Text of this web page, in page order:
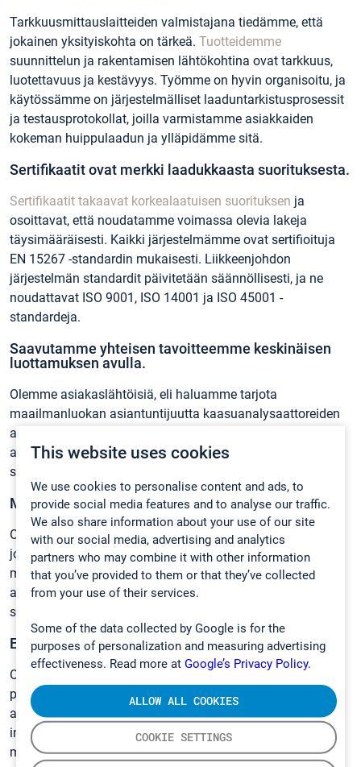
This website uses cookies
We use cookies to personalise content and ads, to
provide social media features and to analyse our traffic.
We also share information about your use of our site
with our social media, advertising and analytics
partners who may combine it with other information
that you’ve provided to them or that they’ve collected
from your use of their services.
Some of the data collected by Google is for the
purposes of personalization and measuring advertising
effectiveness. Read more at Google’s Privacy Policy.
COOKIE SETTINGS
ALLOW ALL COOKIES
Tarkkuusmittauslaitteiden valmistajana tiedämme, että
jokainen yksityiskohta on tärkeä. Tuotteidemme
suunnittelun ja rakentamisen lähtökohtina ovat tarkkuus,
luotettavuus ja kestävyys. Työmme on hyvin organisoitu, ja
käytössämme on järjestelmälliset laaduntarkistusprosessit
ja testausprotokollat, joilla varmistamme asiakkaiden
kokeman huippulaadun ja ylläpidämme sitä.
Sertifikaatit ovat merkki laadukkaasta suorituksesta.
Sertifikaatit takaavat korkealaatuisen suorituksen ja
osoittavat, että noudatamme voimassa olevia lakeja
täysimääräisesti. Kaikki järjestelmämme ovat sertifioituja
EN 15267 -standardin mukaisesti. Liikkeenjohdon
järjestelmän standardit päivitetään säännöllisesti, ja ne
noudattavat ISO 9001, ISO 14001 ja ISO 45001 -
standardeja.
Saavutamme yhteisen tavoitteemme keskinäisen
luottamuksen avulla.
Olemme asiakaslähtöisiä, eli haluamme tarjota
maailmanluokan asiantuntijuutta kaasuanalysaattoreiden
alalla läpinäkyvästi ja luotettavasti. Uskomme aidosti, että
asiantuntijuutemme ja tietotaitomme voivat auttaa muita
saavuttamaan tavoitteensa.
Maailmanlaajuinen verkosto takaa paikallisen tuen.
Olemme luoneet yli 80 maata kattavanjakelijaverkoston
joka varmistaa paikalliset myyjät ja tuotetuen kaikkialla
maailmassa. Luotetut kumppanimme ovat arvostettuja
alansa toimijoita ja ylläpitävät asiantuntijuuttansa
säännöllisten koulutusten avulla.
Enemmän kuin palvelua.
Omistautuneet ja monialaiset asiantuntijamme tarjoavat
paljon muutakin kuin pelkän laitetuen. Tuemme
asiakkaitamme ja tuotteitamme koko asiakkaan tekemän
investoinnin elinkaaren ajan, jotta asiakkaat voisivat valita
meidät turvallisin mielin.